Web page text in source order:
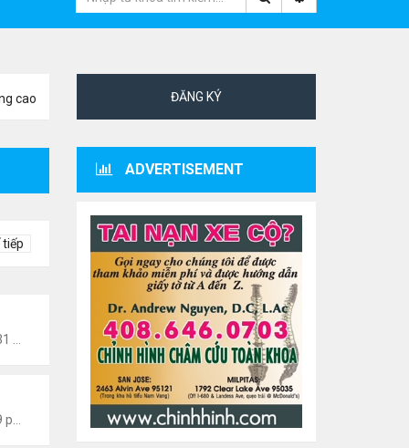
cao
tiếp
Văn Nghệ Hải Ngoại
Văn Nghệ Hải Ngoại
ĐĂNG KÝ
ADVERTISEMENT